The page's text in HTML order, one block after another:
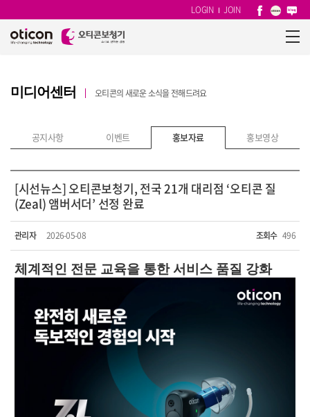
LOGIN JOIN
미디어센터 오티콘의 새로운 소식을 전해드려요
공지사항 이벤트 홍보자료 홍보영상
[시선뉴스] 오티콘보청기, 전국 21개 대리점 ‘오티콘 질
(Zeal) 앰버서더’ 선정 완료
관리자 2026-05-08 조회수 496
체계적인 전문 교육을 통한 서비스 품질 강화